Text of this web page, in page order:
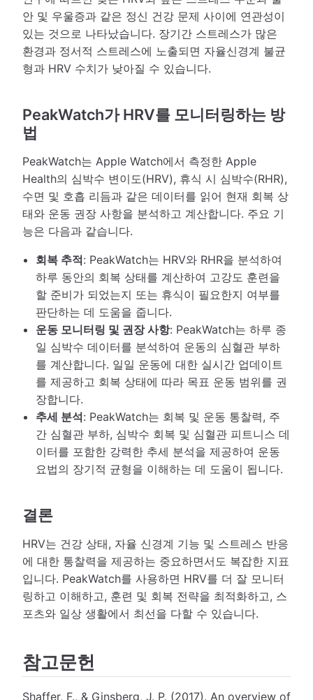
안 및 우울증과 같은 정신 건강 문제 사이에 연관성이
있는 것으로 나타났습니다. 장기간 스트레스가 많은
환경과 정서적 스트레스에 노출되면 자율신경계 불균
형과 HRV 수치가 낮아질 수 있습니다.
PeakWatch가 HRV를 모니터링하는 방
법
PeakWatch는 Apple Watch에서 측정한 Apple
Health의 심박수 변이도(HRV), 휴식 시 심박수(RHR),
수면 및 호흡 리듬과 같은 데이터를 읽어 현재 회복 상
태와 운동 권장 사항을 분석하고 계산합니다. 주요 기
능은 다음과 같습니다.
회복 추적: PeakWatch는 HRV와 RHR을 분석하여
하루 동안의 회복 상태를 계산하여 고강도 훈련을
할 준비가 되었는지 또는 휴식이 필요한지 여부를
판단하는 데 도움을 줍니다.
운동 모니터링 및 권장 사항: PeakWatch는 하루 종
일 심박수 데이터를 분석하여 운동의 심혈관 부하
를 계산합니다. 일일 운동에 대한 실시간 업데이트
를 제공하고 회복 상태에 따라 목표 운동 범위를 권
장합니다.
추세 분석: PeakWatch는 회복 및 운동 통찰력, 주
간 심혈관 부하, 심박수 회복 및 심혈관 피트니스 데
이터를 포함한 강력한 추세 분석을 제공하여 운동
요법의 장기적 균형을 이해하는 데 도움이 됩니다.
결론
HRV는 건강 상태, 자율 신경계 기능 및 스트레스 반응
에 대한 통찰력을 제공하는 중요하면서도 복잡한 지표
입니다. PeakWatch를 사용하면 HRV를 더 잘 모니터
링하고 이해하고, 훈련 및 회복 전략을 최적화하고, 스
포츠와 일상 생활에서 최선을 다할 수 있습니다.
참고문헌
Shaffer, F., & Ginsberg, J. P. (2017). An overview of